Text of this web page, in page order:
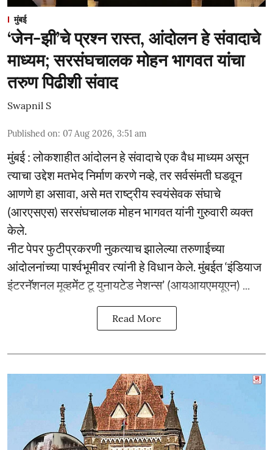
मुंबई
‘जेन-झी’चे प्रश्न रास्त, आंदोलन हे संवादाचे
माध्यम; सरसंघचालक मोहन भागवत यांचा
तरुण पिढीशी संवाद
Swapnil S
Published on: 07 Aug 2026, 3:51 am
मुंबई : लोकशाहीत आंदोलन हे संवादाचे एक वैध माध्यम असून
त्याचा उद्देश मतभेद निर्माण करणे नव्हे, तर सर्वसंमती घडवून
आणणे हा असावा, असे मत राष्ट्रीय स्वयंसेवक संघाचे
(आरएसएस) सरसंघचालक मोहन भागवत यांनी गुरुवारी व्यक्त
केले.
नीट पेपर फुटीप्रकरणी नुकत्याच झालेल्या तरुणाईच्या
आंदोलनांच्या पार्श्वभूमीवर त्यांनी हे विधान केले. मुंबईत ‘इंडियाज
इंटरनॅशनल मूव्हमेंट टू युनायटेड नेशन्स’ (आयआयएमयूएन) ...
Read More